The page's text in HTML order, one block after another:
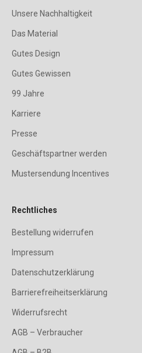
Unsere Nachhaltigkeit
Das Material
Gutes Design
Gutes Gewissen
99 Jahre
Karriere
Presse
Geschäftspartner werden
Mustersendung Incentives
Rechtliches
Bestellung widerrufen
Impressum
Datenschutzerklärung
Barrierefreiheitserklärung
Widerrufsrecht
AGB – Verbraucher